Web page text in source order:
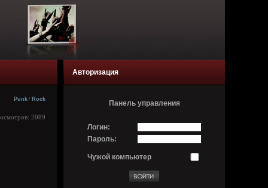
Punk / Rock
2089
Авторизация
Панель управления
Логин:
Пароль:
Чужой компьютер